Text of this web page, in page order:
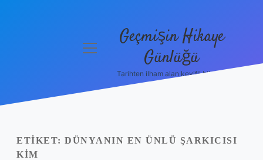
Yasal Uyarı
menüyü
Geçmişin Hikaye
Günlüğü
Tarihten ilham alan keyifli bilgiler!
ETIKET: DÜNYANIN EN ÜNLÜ ŞARKICISI
KIM